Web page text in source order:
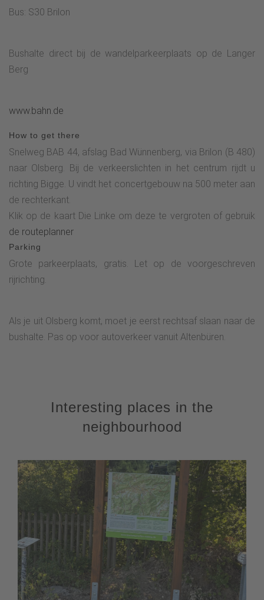
Bus: S30 Brilon
Bushalte direct bij de wandelparkeerplaats op de Langer
Berg
www.bahn.de
How to get there
Snelweg BAB 44, afslag Bad Wünnenberg, via Brilon (B 480)
naar Olsberg. Bij de verkeerslichten in het centrum rijdt u
richting Bigge. U vindt het concertgebouw na 500 meter aan
de rechterkant.
Klik op de kaart Die Linke om deze te vergroten of gebruik
de routeplanner
Parking
Grote parkeerplaats, gratis. Let op de voorgeschreven
rijrichting.
Als je uit Olsberg komt, moet je eerst rechtsaf slaan naar de
bushalte. Pas op voor autoverkeer vanuit Altenbüren.
Interesting places in the
neighbourhood